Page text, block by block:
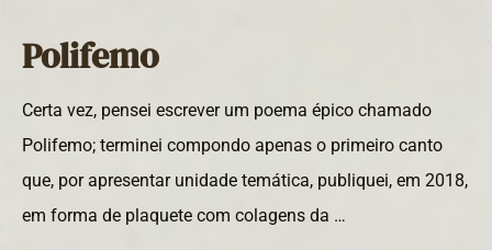
Polifemo
Certa vez, pensei escrever um poema épico chamado
Polifemo; terminei compondo apenas o primeiro canto
que, por apresentar unidade temática, publiquei, em 2018,
em forma de plaquete com colagens da …